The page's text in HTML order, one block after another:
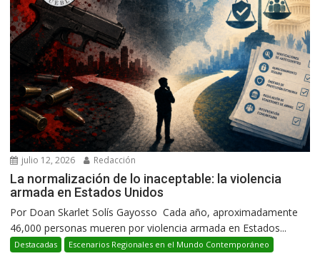
julio 12, 2026 Redacción
La normalización de lo inaceptable: la violencia
armada en Estados Unidos
Por Doan Skarlet Solís Gayosso Cada año, aproximadamente
46,000 personas mueren por violencia armada en Estados...
Destacadas Escenarios Regionales en el Mundo Contemporáneo